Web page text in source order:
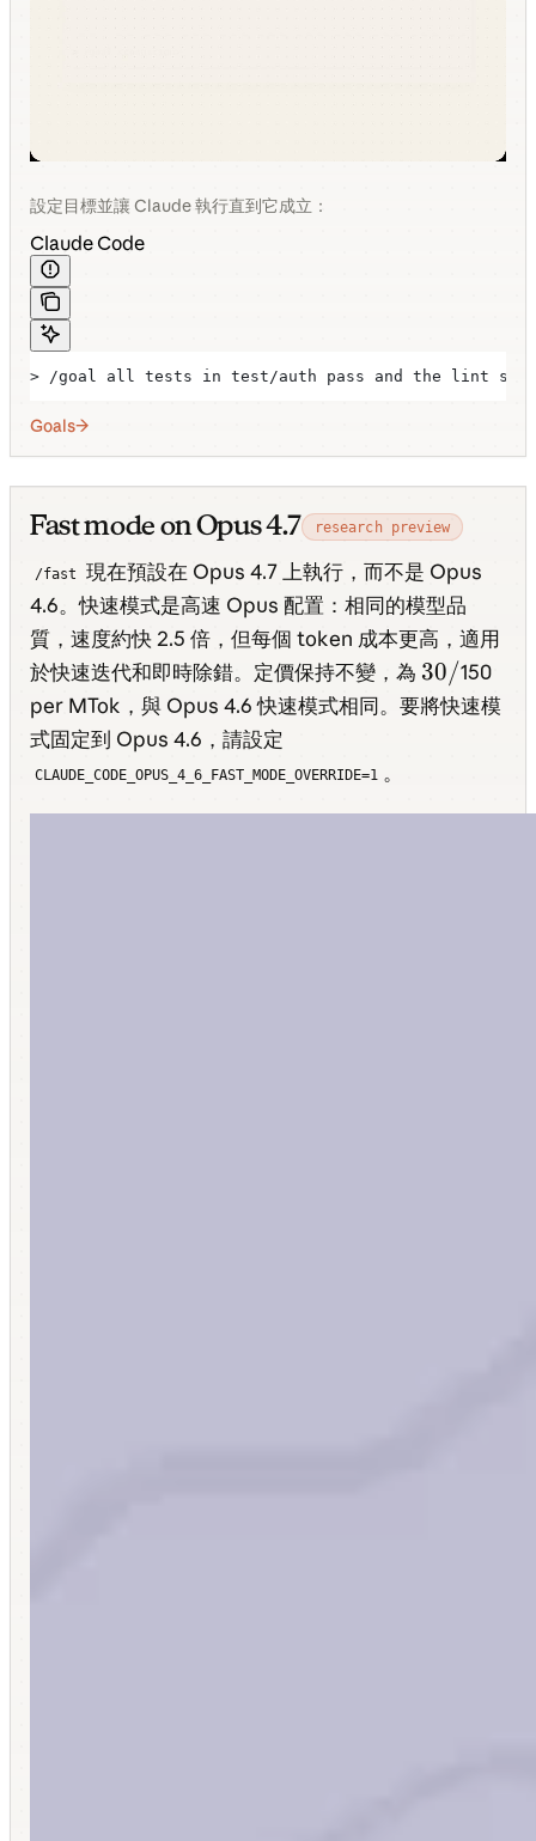
設定目標並讓 Claude 執行直到它成立：
Claude Code
> /goal all tests in test/auth pass and the lint
Goals
Fast mode on Opus 4.7 research preview
/fast
現在預設在 Opus 4.7 上執行，而不是 Opus
4.6。快速模式是高速 Opus 配置：相同的模型品
質，速度約快 2.5 倍，但每個 token 成本更高，適用
於快速迭代和即時除錯。定價保持不變，為 30/
30/150
per MTok，與 Opus 4.6 快速模式相同。要將快速模
式固定到 Opus 4.6，請設定
CLAUDE_CODE_OPUS_4_6_FAST_MODE_OVERRIDE=1 。